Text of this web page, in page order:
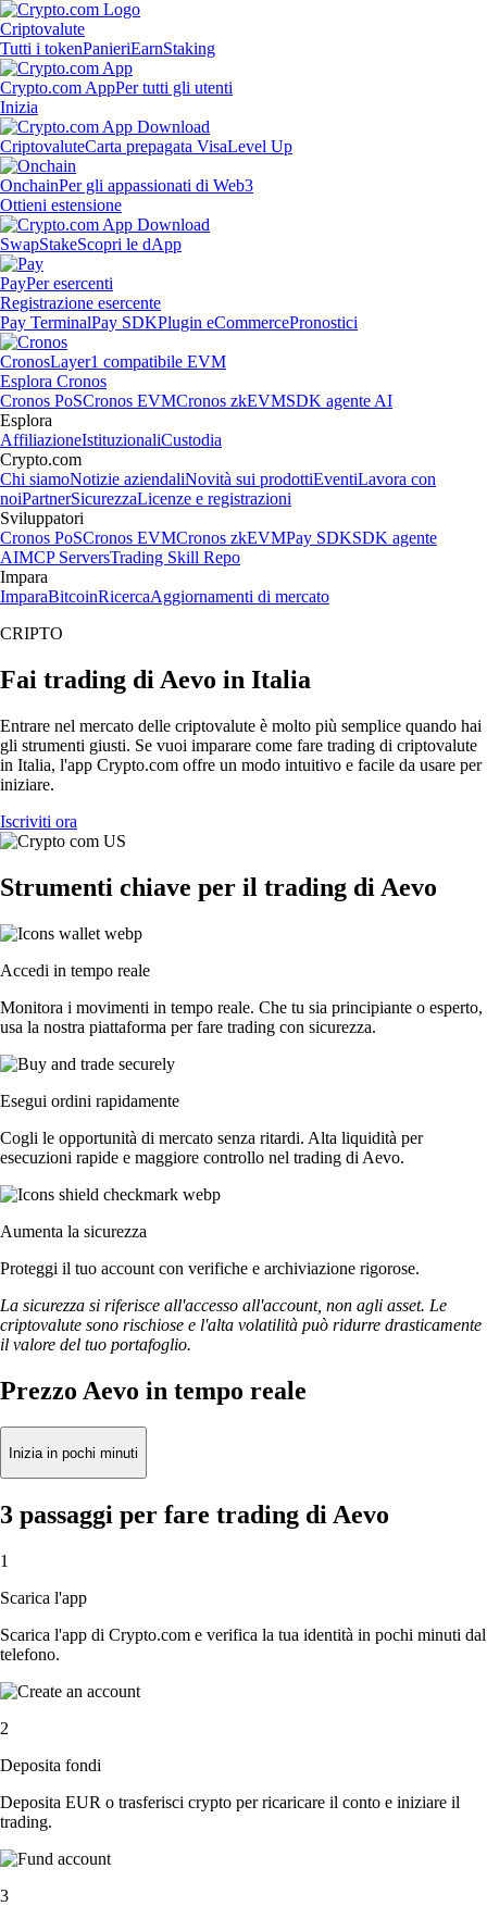
Criptovalute
Tutti i tokenPanieriEarnStaking
Crypto.com AppPer tutti gli utenti
Inizia
CriptovaluteCarta prepagata VisaLevel Up
OnchainPer gli appassionati di Web3
Ottieni estensione
SwapStakeScopri le dApp
PayPer esercenti
Registrazione esercente
Pay TerminalPay SDKPlugin eCommercePronostici
CronosLayer1 compatibile EVM
Esplora Cronos
Cronos PoSCronos EVMCronos zkEVMSDK agente AI
Esplora
AffiliazioneIstituzionaliCustodia
Crypto.com
Chi siamoNotizie aziendaliNovità sui prodottiEventiLavora con
noiPartnerSicurezzaLicenze e registrazioni
Sviluppatori
Cronos PoSCronos EVMCronos zkEVMPay SDKSDK agente
AIMCP ServersTrading Skill Repo
Impara
ImparaBitcoinRicercaAggiornamenti di mercato
CRIPTO
Fai trading di Aevo in Italia
Entrare nel mercato delle criptovalute è molto più semplice quando hai
gli strumenti giusti. Se vuoi imparare come fare trading di criptovalute
in Italia, l'app Crypto.com offre un modo intuitivo e facile da usare per
iniziare.
Iscriviti ora
Strumenti chiave per il trading di Aevo
Accedi in tempo reale
Monitora i movimenti in tempo reale. Che tu sia principiante o esperto,
usa la nostra piattaforma per fare trading con sicurezza.
Esegui ordini rapidamente
Cogli le opportunità di mercato senza ritardi. Alta liquidità per
esecuzioni rapide e maggiore controllo nel trading di Aevo.
Aumenta la sicurezza
Proteggi il tuo account con verifiche e archiviazione rigorose.
La sicurezza si riferisce all'accesso all'account, non agli asset. Le
criptovalute sono rischiose e l'alta volatilità può ridurre drasticamente
il valore del tuo portafoglio.
Prezzo Aevo in tempo reale
Inizia in pochi minuti
3 passaggi per fare trading di Aevo
1
Scarica l'app
Scarica l'app di Crypto.com e verifica la tua identità in pochi minuti dal
telefono.
2
Deposita fondi
Deposita EUR o trasferisci crypto per ricaricare il conto e iniziare il
trading.
3